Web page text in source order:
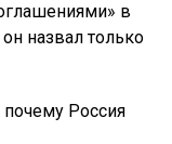
в
назвал только